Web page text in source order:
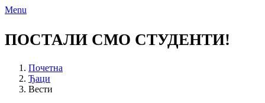
Menu
ПОСТАЛИ СМО СТУДЕНТИ!
Почетна
Ђаци
Вести